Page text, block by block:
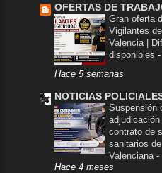
OFERTAS DE
Gran oferta
Vigilantes
Valencia |
disponibles-
Hace 5 semanas
NOTICIAS
Suspensión
contrato de
sanitarios
Valenciana-
Hace 4 meses